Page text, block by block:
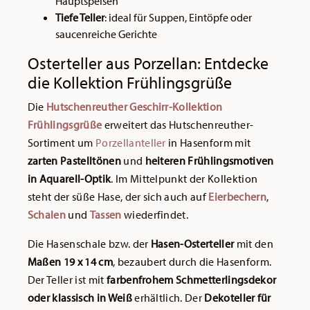
Tiefe Teller: ideal für Suppen, Eintöpfe oder
saucenreiche Gerichte
Osterteller aus Porzellan: Entdecke
die Kollektion Frühlingsgrüße
Die Hutschenreuther Geschirr-Kollektion
Frühlingsgrüße erweitert das Hutschenreuther-
Sortiment um Porzellanteller in Hasenform mit
zarten Pastelltönenund heiteren Frühlingsmotiven
in Aquarell-Optik. Im Mittelpunkt der Kollektion
steht der süße Hase, der sich auch aufEierbechern,
Schalen und Tassen wiederfindet.
Die Hasenschale bzw. der Hasen-Osterteller mit den
Maßen 19 x 14 cm, bezaubert durch die Hasenform.
Der Teller ist mit farbenfrohem Schmetterlingsdekor
oder klassisch in Weißerhältlich. Der Dekoteller für